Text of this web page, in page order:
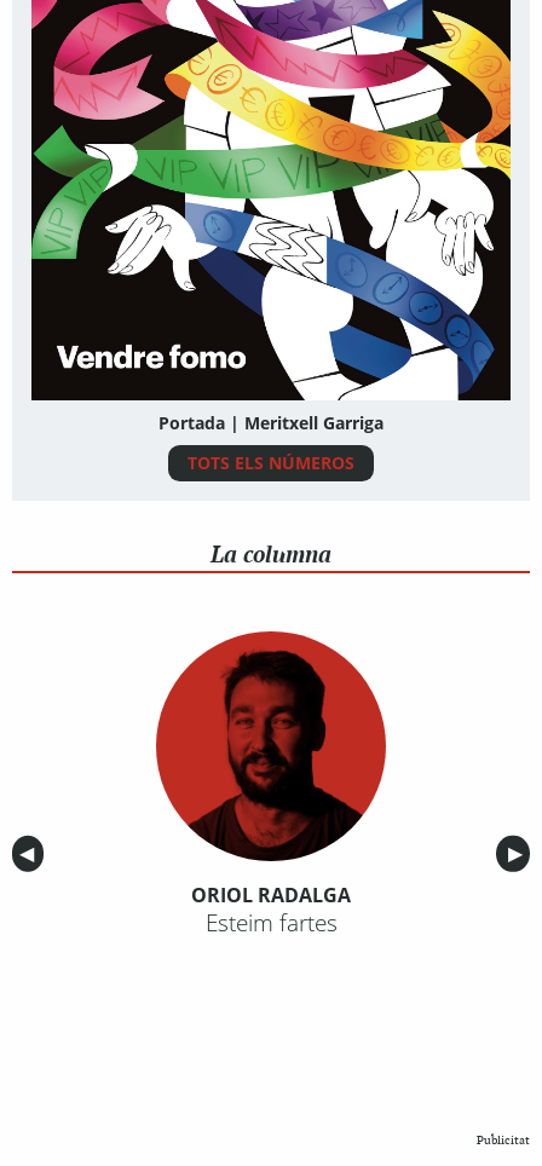
Portada | Meritxell Garriga
TOTS ELS NÚMEROS
La columna
Anterior
◀︎ ▶︎
ORIOL RADALGA
Esteim fartes
Publicitat